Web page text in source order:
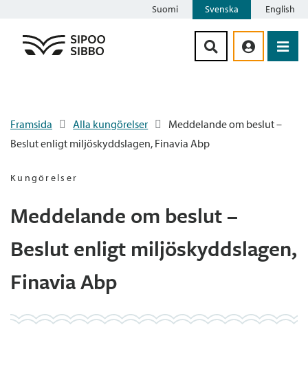
Suomi Svenska English
Framsida Alla kungörelser
Meddelande om beslut –
Beslut enligt miljöskyddslagen, Finavia Abp
Kungörelser
Meddelande om beslut –
Beslut enligt miljöskyddslagen,
Finavia Abp